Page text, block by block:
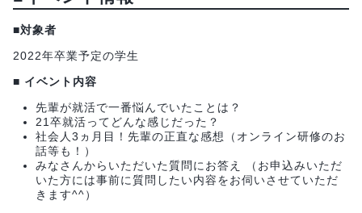
■対象者
2022年卒業予定の学生
■ イベント内容
先輩が就活で一番悩んでいたことは？
21卒就活ってどんな感じだった？
社会人3ヵ月目！先輩の正直な感想（オンライン研修のお
話等も！）
みなさんからいただいた質問にお答え （お申込みいただ
いた方には事前に質問したい内容をお伺いさせていただ
きます^^）